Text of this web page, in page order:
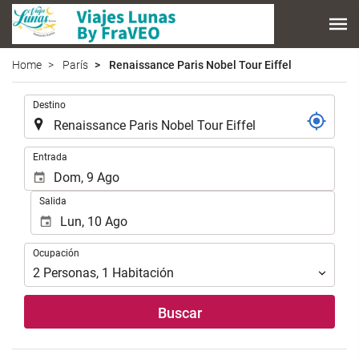
Home París Renaissance Paris Nobel Tour Eiffel
Introduzca
lugar
de
destino
en
que
realizar
búsqueda
de
Destino
Introduzca
las
fechas
inicio
fin
para
realizar
Entrada
Salida
Ocupación
Ocupación
2 Personas, 1 Habitación
Buscar